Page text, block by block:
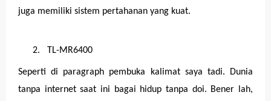
juga memiliki sistem pertahanan yang kuat.
2. TL-MR6400
Seperti di paragraph pembuka kalimat saya tadi. Dunia
tanpa internet saat ini bagai hidup tanpa doi. Bener lah,